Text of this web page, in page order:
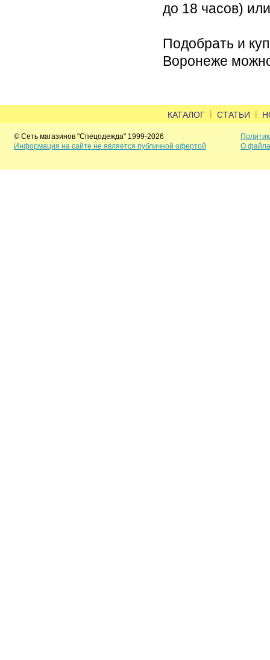
до 18 часов)
Подобрать и
Воронеже
КАТАЛОГ | СТАТЬИ |
© Сеть магазинов "Спецодежда" 1999-2026
Информация на сайте не является публичной офертой
О